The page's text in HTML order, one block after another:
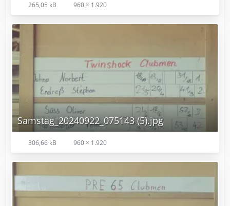
265,05 kB 960 × 1.920
Samstag_20240922_075143 (5).jpg
306,66 kB 960 × 1.920